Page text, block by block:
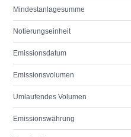
Mindestanlagesumme
Notierungseinheit
Emissionsdatum
Emissionsvolumen
Umlaufendes Volumen
Emissionswährung